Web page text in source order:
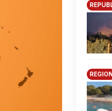
REGION